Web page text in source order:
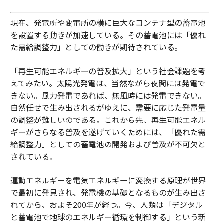
現在、発電所や変電所の横に巨大なコンテナ型の蓄電池
を設置する動きが加速している。その蓄電池には「優れ
た需給調整力」としての働きが期待されている。
「再生可能エネルギーの普及拡大」という社会課題を考
えてみたい。太陽光発電は、当然ながら夜間には発電で
きない。風力発電であれば、無風時には発電できない。
自然任せで生み出されるがゆえに、需要に応じた発電量
の調整が難しいのである。これから先、再生可能エネル
ギーがさらなる普及を遂げていくためには、「優れた需
給調整力」としての蓄電池の開発および普及が不可欠と
されている。
運動エネルギーを電気エネルギーに変換する原理が世界
で最初に発見され、発電機の基礎となるものが生み出さ
れてから、およそ200年が経つ。今、人類は「デジタル
と蓄電池で地球のエネルギー循環を制御する」という新